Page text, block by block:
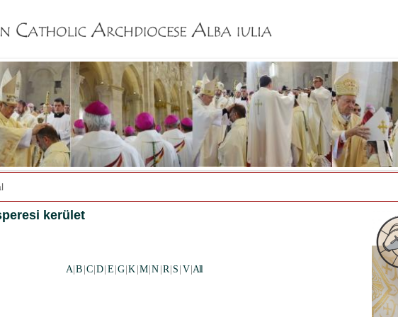
kerület
A |B C |D E |G |K M |N R| S V |All